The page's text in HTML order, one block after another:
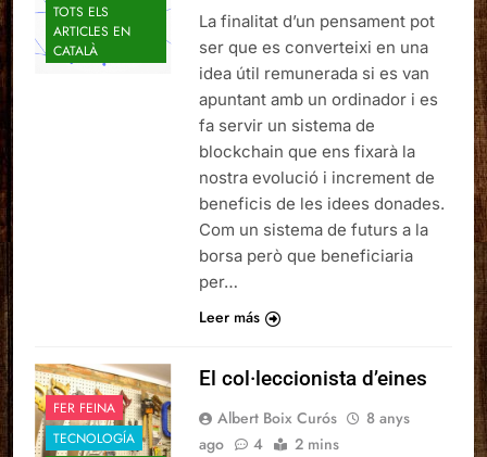
TOTS ELS
ARTICLES EN
CATALÀ
La finalitat d’un pensament pot
ser que es converteixi en una
idea útil remunerada si es van
apuntant amb un ordinador i es
fa servir un sistema de
blockchain que ens fixarà la
nostra evolució i increment de
beneficis de les idees donades.
Com un sistema de futurs a la
borsa però que beneficiaria
per…
Leer más
FER FEINA
TECNOLOGÍA
El col·leccionista d’eines
Albert Boix Curós
8 anys
ago
4 2 mins